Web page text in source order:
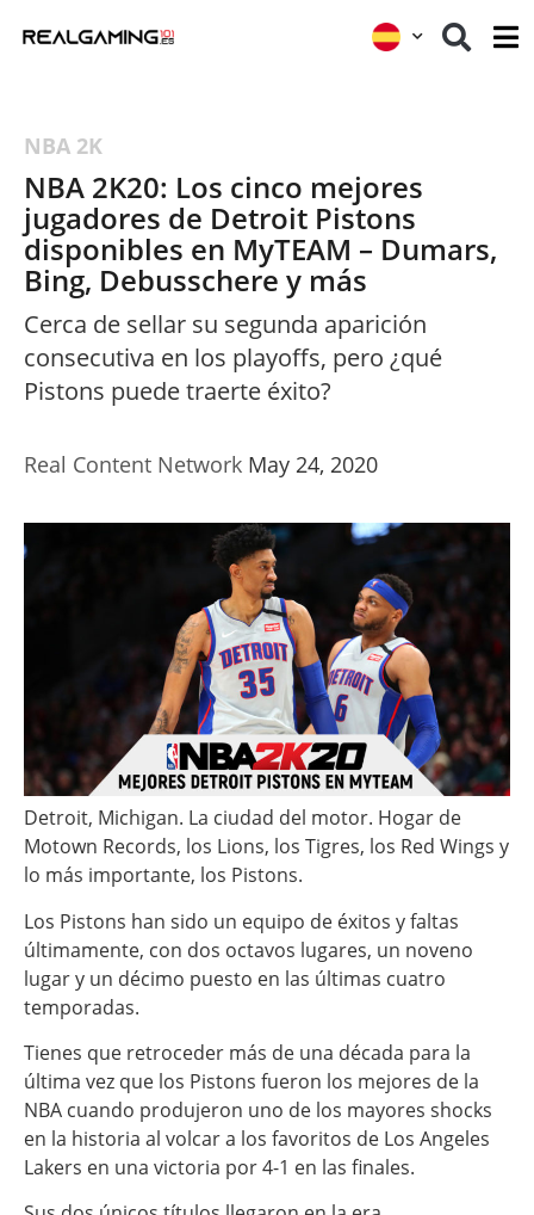
NBA 2K
NBA 2K20: Los cinco mejores
jugadores de Detroit Pistons
disponibles en MyTEAM – Dumars,
Bing, Debusschere y más
Cerca de sellar su segunda aparición
consecutiva en los playoffs, pero ¿qué
Pistons puede traerte éxito?
Real Content Network May 24, 2020
Detroit, Michigan. La ciudad del motor. Hogar de
Motown Records, los Lions, los Tigres, los Red Wings y
lo más importante, los Pistons.
Los Pistons han sido un equipo de éxitos y faltas
últimamente, con dos octavos lugares, un noveno
lugar y un décimo puesto en las últimas cuatro
temporadas.
Tienes que retroceder más de una década para la
última vez que los Pistons fueron los mejores de la
NBA cuando produjeron uno de los mayores shocks
en la historia al volcar a los favoritos de Los Angeles
Lakers en una victoria por 4-1 en las finales.